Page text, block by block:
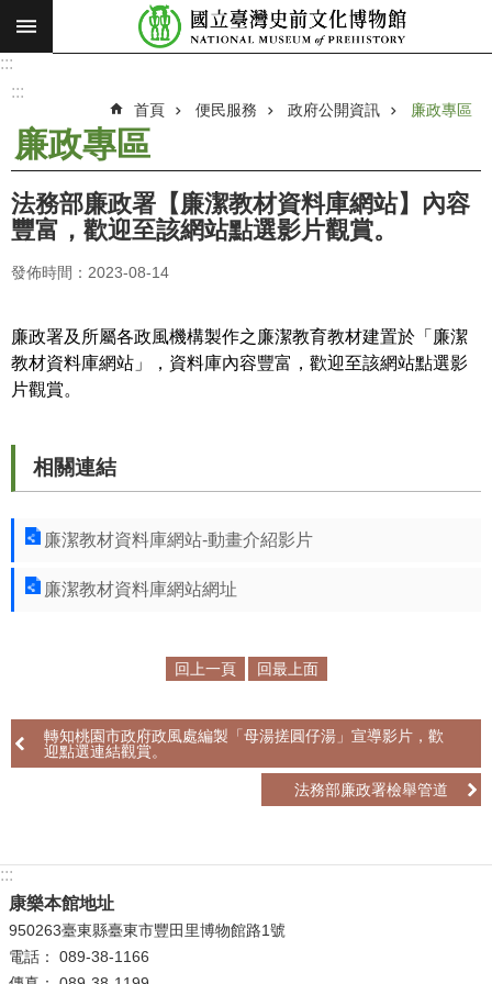
跳到主要內容區塊
搜
願
使
命
最
消
息
展
覽
學
探
們
性
別
平
:::
:::
首頁 便民服務 政府公開資訊 廉政專區
廉政專區
法務部廉政署【廉潔教材資料庫網站】內容
豐富，歡迎至該網站點選影片觀賞。
發佈時間：2023-08-14
廉政署及所屬各政風機構製作之廉潔教育教材建置於「廉潔
教材資料庫網站」，資料庫內容豐富，歡迎至該網站點選影
片觀賞。
相關連結
廉潔教材資料庫網站-動畫介紹影片
廉潔教材資料庫網站網址
回上一頁 回最上面
轉知桃園市政府政風處編製「母湯搓圓仔湯」宣導影片，歡
迎點選連結觀賞。
法務部廉政署檢舉管道
:::
康樂本館地址
950263臺東縣臺東市豐田里博物館路1號
電話： 089-38-1166